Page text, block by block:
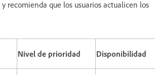
y recomienda que los usuarios actualicen los
Nivel de prioridad Disponibilidad